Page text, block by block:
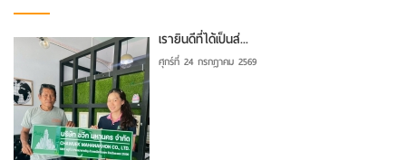
เรายินดีที่ได้เป็นส่...
ศุกร์ที่ 24 กรกฎาคม 2569